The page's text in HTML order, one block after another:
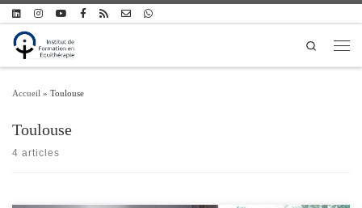
Passer au contenu
Search
Accueil » Toulouse
Toulouse
4 articles